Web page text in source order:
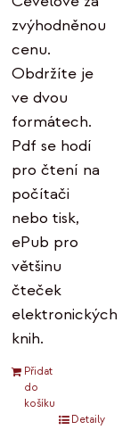
zvýhodněnou
cenu.
Obdržíte je
ve dvou
formátech.
Pdf se hodí
pro čtení na
počítači
nebo tisk,
ePub pro
většinu
čteček
elektronických
knih.
Přidat
do
košíku
Detaily